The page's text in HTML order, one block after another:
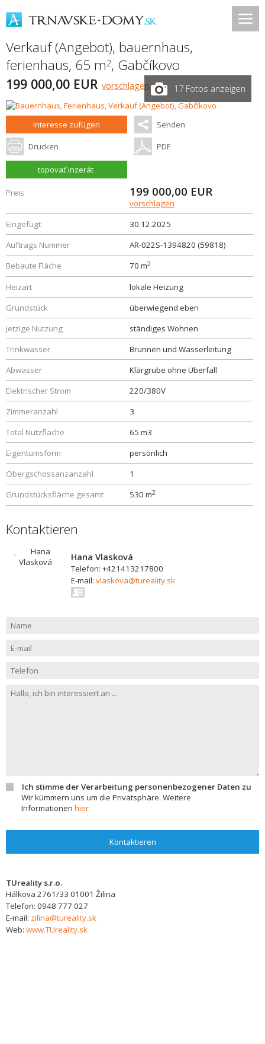
Verkauf (Angebot), bauernhaus,
ferienhaus, 65 m2, Gabčíkovo
199 000,00 EUR vorschlagen 17 Fotos anzeigen
Interesse zufügen Senden
Drucken PDF
topovať inzerát
Preis 199 000,00 EUR
vorschlagen
Eingefügt
30.12.2025
Auftrags Nummer
AR-022S-1394820 (59818)
Bebaute Fläche
70 m2
Heizart
lokale Heizung
Grundstück
überwiegend eben
jetzige Nutzung
ständiges Wohnen
Trinkwasser
Brunnen und Wasserleitung
Abwässer
Klärgrube ohne Überfall
Elektrischer Strom
220/380V
Zimmeranzahl
3
Total Nutzfläche
65 m3
Eigentumsform
persönlich
Obergschossanzanzahl
1
Grundstücksfläche gesamt
530 m2
Kontaktieren
Hana Vlasková
Telefon: +421413217800
E-mail: vlaskova@tureality.sk
Ich stimme der Verarbeitung personenbezogener Daten zu
Wir kümmern uns um die Privatsphäre. Weitere
Informationen hier
Kontaktieren
TUreality s.r.o.
Hálkova 2761/33 01001 Žilina
Telefon: 0948 777 027
E-mail: zilina@tureality.sk
Web: www.TUreality.sk